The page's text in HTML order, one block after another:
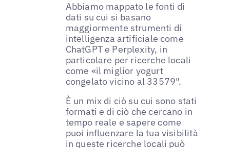
Abbiamo mappato le fonti di
dati su cui si basano
maggiormente strumenti di
intelligenza artificiale come
ChatGPT e Perplexity, in
particolare per ricerche locali
come «il miglior yogurt
congelato vicino al 33579".
È un mix di ciò su cui sono stati
formati e di ciò che cercano in
tempo reale e sapere come
puoi influenzare la tua visibilità
in queste ricerche locali può